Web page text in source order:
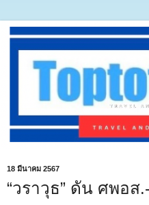
18 มีนาคม 2567
“วราวุธ” ดัน ศพอส